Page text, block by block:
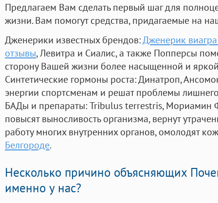
Предлагаем Вам сделать первый шаг для
жизни. Вам помогут средства, придагаемые на
Дженерики известных брендов:Дженерик
отзывы, Левитра и Сиалис, а также Попперсы
сторону Вашей жизни более насыщенной и
Синтетические гормоны роста: Динатроп,
энергии спортсменам и решат проблемы
БАДы и препараты:Tribulus terrestris, Мориамин
повысят выносливость организма, вернут
работу многих внутренних органов, омолодят
Белгороде.
Несколько причино объясняющих
именно у нас?